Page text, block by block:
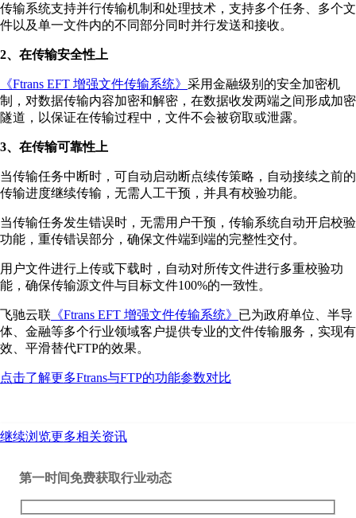
传输系统支持并行传输机制和处理技术，支持多个任务、多个文
件以及单一文件内的不同部分同时并行发送和接收。
2、在传输安全性上
《Ftrans EFT 增强文件传输系统》 采用金融级别的安全加密机
制，对数据传输内容加密和解密，在数据收发两端之间形成加密
隧道，以保证在传输过程中，文件不会被窃取或泄露。
3、在传输可靠性上
当传输任务中断时，可自动启动断点续传策略，自动接续之前的
传输进度继续传输，无需人工干预，并具有校验功能。
当传输任务发生错误时，无需用户干预，传输系统自动开启校验
功能，重传错误部分，确保文件端到端的完整性交付。
用户文件进行上传或下载时，自动对所传文件进行多重校验功
能，确保传输源文件与目标文件100%的一致性。
飞驰云联 《Ftrans EFT 增强文件传输系统》 已为政府单位、半导
体、金融等多个行业领域客户提供专业的文件传输服务，实现有
效、平滑替代FTP的效果。
点击了解更多Ftrans与FTP的功能参数对比
继续浏览更多相关资讯
第一时间免费获取行业动态